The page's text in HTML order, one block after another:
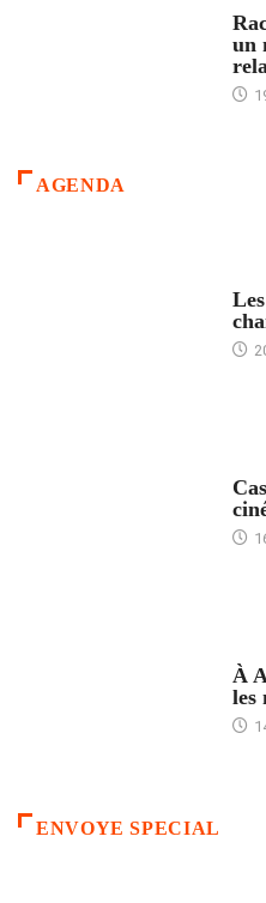
un
AGENDA
À
les
ENVOYE SPECIAL